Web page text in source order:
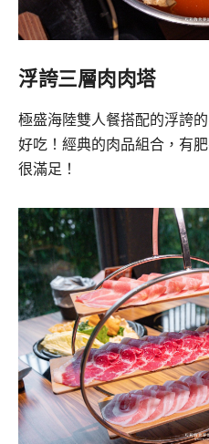
浮誇三層肉肉塔
極盛海陸雙人餐搭配的浮誇
好吃！經典的肉品組合，有
很滿足！